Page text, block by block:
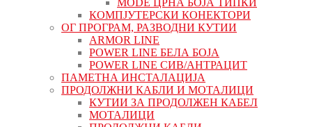
MODE ЦРНА БОЈА ТИПКИ
КОМПЈУТЕРСКИ КОНЕКТОРИ
ОГ ПРОГРАМ, РАЗВОДНИ КУТИИ
ARMOR LINE
POWER LINE БЕЛА БОЈА
POWER LINE СИВ/АНТРАЦИТ
ПАМЕТНА ИНСТАЛАЦИЈА
ПРОДОЛЖНИ КАБЛИ И МОТАЛИЦИ
КУТИИ ЗА ПРОДОЛЖЕН КАБЕЛ
МОТАЛИЦИ